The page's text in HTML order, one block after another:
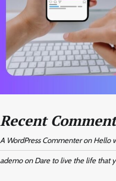
Recent
A WordPress Commenteron Hello
ademoon Dare to live the life that